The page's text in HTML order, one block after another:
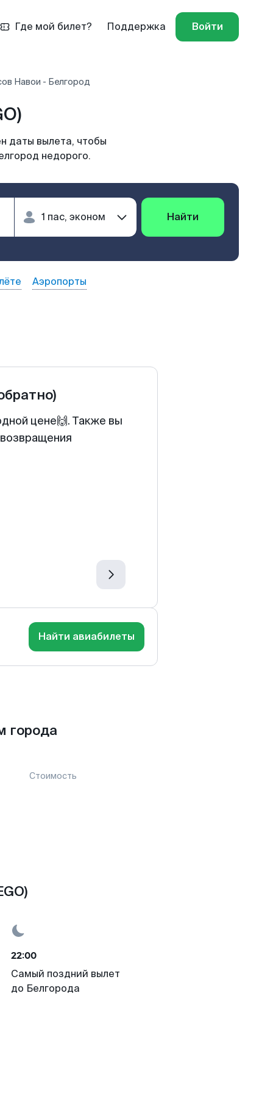
Где мой билет? Поддержка Войти
Навои - Белгород
даты вылета, чтобы
недорого.
Найти
Аэропорты
цене🙌. Также вы
Найти авиабилеты
города
Стоимость
22:00
Самый поздний вылет
до Белгорода